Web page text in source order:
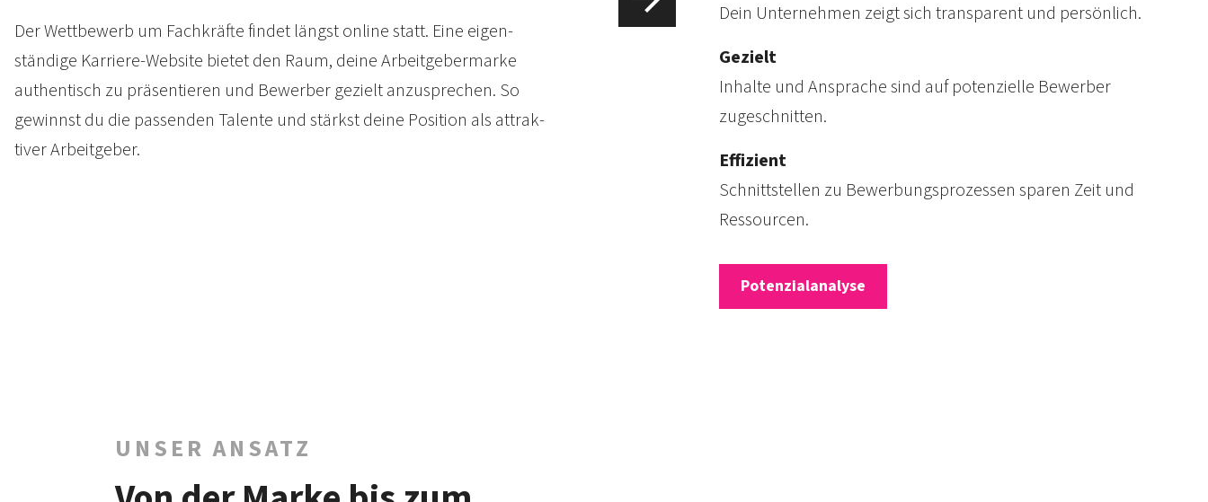
Der Wett­bewerb um Fach­kräfte findet längst online statt. Eine eigen­
ständige Karriere-Website bietet den Raum, deine Arbeit­geber­marke
authen­tisch zu präsen­tieren und Bewerber gezielt anzu­sprechen. So
gewinnst du die passenden Talente und stärkst deine Position als attrak­
tiver Arbeitgeber.
Dein Unter­nehmen zeigt sich trans­parent und persönlich.
Gezielt
Inhalte und Ansprache sind auf poten­zielle Bewerber
zugeschnitten.
Effizient
Schnitt­stellen zu Bewerbungs­prozessen sparen Zeit und
Ressourcen.
Potenzialanalyse
UNSER ANSATZ